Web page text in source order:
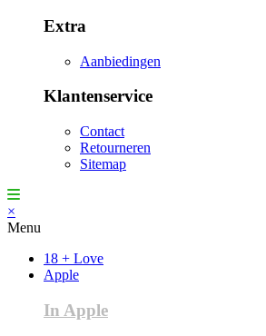
Extra
Aanbiedingen
Klantenservice
Contact
Retourneren
Sitemap
×
Menu
18 + Love
Apple
In Apple